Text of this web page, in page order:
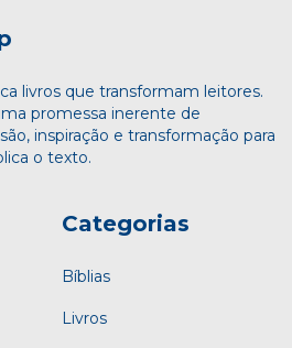
livros que transformam leitores.
promessa inerente de
inspiração e transformação para
o texto.
Categorias
Bíblias
Livros